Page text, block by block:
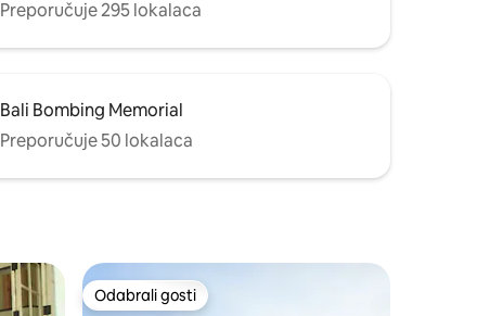
Preporučuje 295 lokalaca
Bali Bombing Memorial
Preporučuje 50 lokalaca
Odabrali gosti
Odabrali gosti